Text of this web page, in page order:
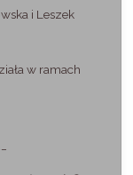
i Leszek
w ramach